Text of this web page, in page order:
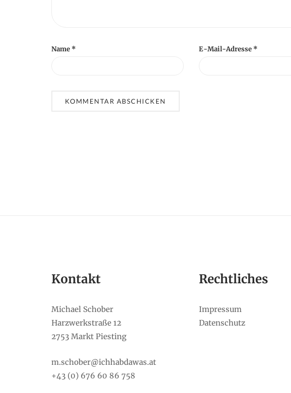
Name * E-Mail-Adresse *
Kontakt
Michael Schober
Harzwerkstraße 12
2753 Markt Piesting
m.schober@ichhabdawas.at
+43 (0) 676 60 86 758
Rechtliches
Impressum
Datenschutz